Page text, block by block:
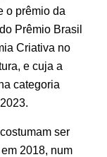
o prêmio da
Prêmio Brasil
Criativa no
e cuja a
categoria
ser
2018, num